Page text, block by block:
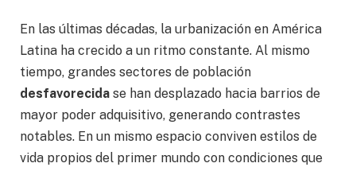
En las últimas décadas, la urbanización en América
Latina ha crecido a un ritmo constante. Al mismo
tiempo, grandes sectores de población
desfavorecida se han desplazado hacia barrios de
mayor poder adquisitivo, generando contrastes
notables. En un mismo espacio conviven estilos de
vida propios del primer mundo con condiciones que